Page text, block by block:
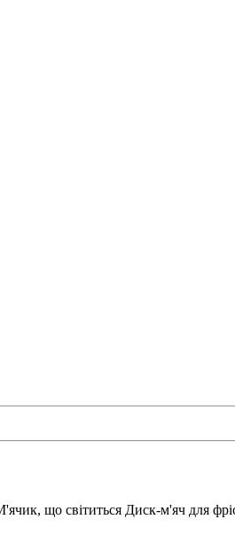
що світиться Диск-м'яч для